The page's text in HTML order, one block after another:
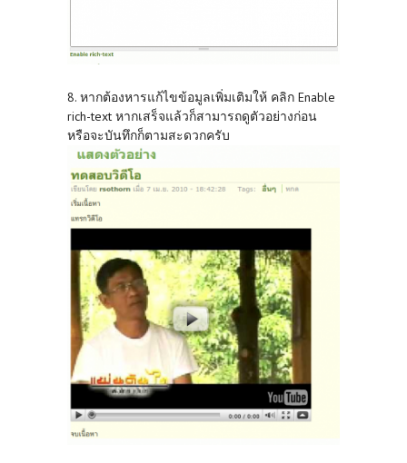
8. หากต้องหารแก้ไขข้อมูลเพิ่มเติมให้ คลิก Enable
rich-text หากเสร็จแล้วก็สามารถดูตัวอย่างก่อน
หรือจะบันทึกก็ตามสะดวกครับ